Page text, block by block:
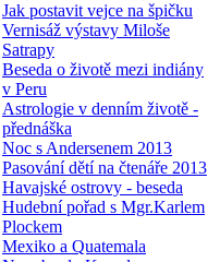
Jak postavit vejce na špičku
Vernisáž výstavy Miloše
Satrapy
Beseda o životě mezi indiány
v Peru
Astrologie v denním životě -
přednáška
Noc s Andersenem 2013
Pasování dětí na čtenáře 2013
Havajské ostrovy - beseda
Hudební pořad s Mgr.Karlem
Plockem
Mexiko a Quatemala